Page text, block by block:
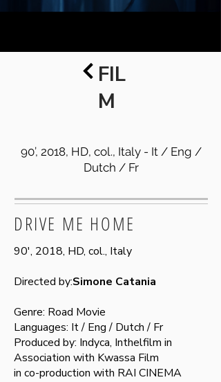
FIL
M
90’, 2018, HD, col., Italy - It / Eng /
Dutch / Fr
DRIVE ME HOME
90', 2018, HD, col., Italy
Directed by:Simone Catania
Genre: Road Movie
Languages: It / Eng / Dutch / Fr
Produced by: Indyca, Inthelfilm in
Association with Kwassa Film
in co-production with RAI CINEMA